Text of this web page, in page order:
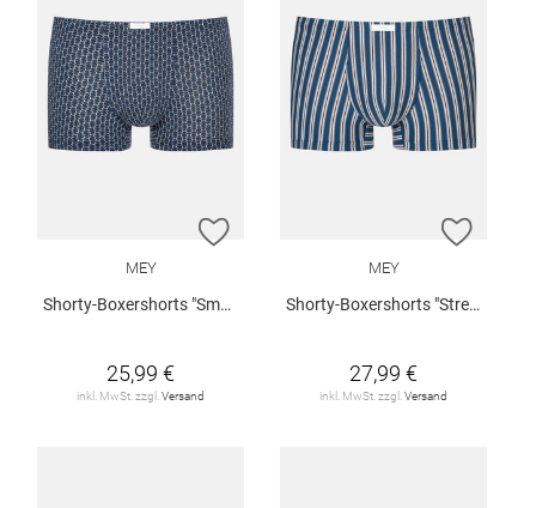
ZUR WUNSCHLISTE HINZUFÜGEN
MEY
Shorty-Boxershorts "Smart Chains"
25,99 €
inkl. MwSt. zzgl.Versand
ZUR
MEY
Shorty-Boxershorts "Stream Stripes"
27,99 €
inkl. MwSt. zzgl.Versand